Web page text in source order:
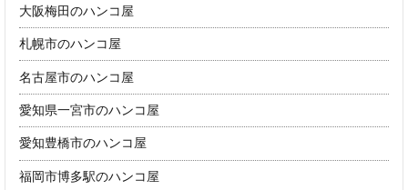
大阪梅田のハンコ屋
札幌市のハンコ屋
名古屋市のハンコ屋
愛知県一宮市のハンコ屋
愛知豊橋市のハンコ屋
福岡市博多駅のハンコ屋